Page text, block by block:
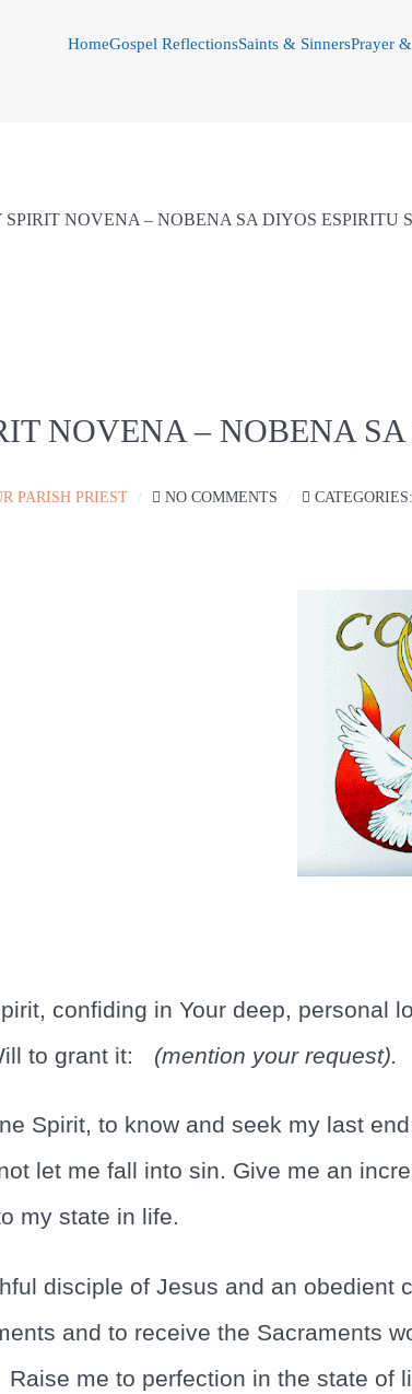
HomeGospel ReflectionsSaints & SinnersPrayer
SPIRIT NOVENA – NOBENA SA DIYOS ESPIRITU
NOVENA – NOBENA
PARISH PRIEST NO COMMENTS CATEGORIES:
confiding in Your deep, personal
to grant it: (mention your request).
Spirit, to know and seek my last
let me fall into sin. Give me an
my state in life.
disciple of Jesus and an obedient
and to receive the Sacraments
me to perfection in the state of